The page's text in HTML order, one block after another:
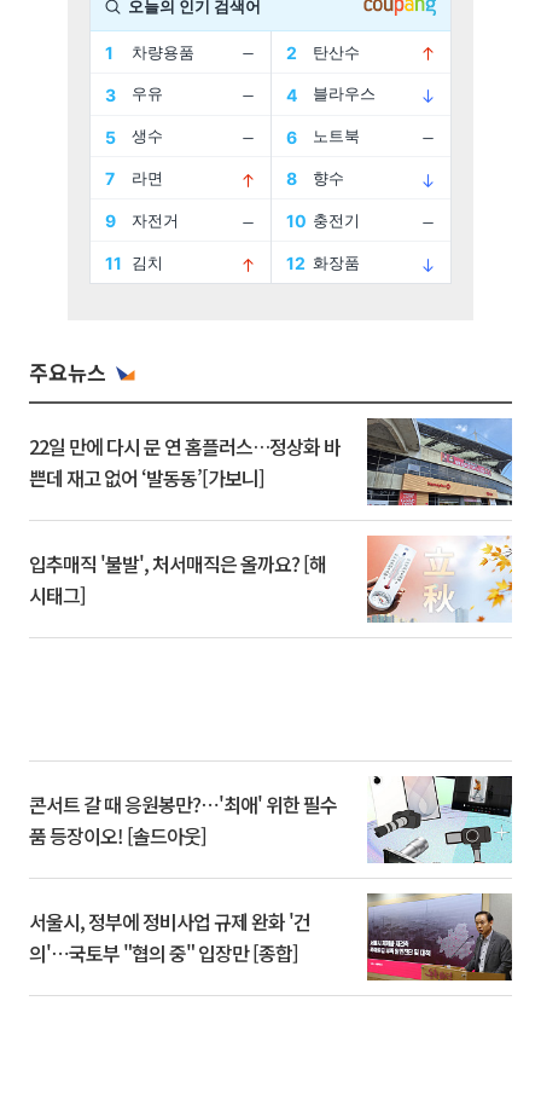
주요뉴스
22일 만에 다시 문 연 홈플러스…정상화 바
쁜데 재고 없어 ‘발동동’[가보니]
입추매직 '불발', 처서매직은 올까요? [해
시태그]
콘서트 갈 때 응원봉만?⋯'최애' 위한 필수
품 등장이오! [솔드아웃]
서울시, 정부에 정비사업 규제 완화 '건
의'⋯국토부 "협의 중" 입장만 [종합]